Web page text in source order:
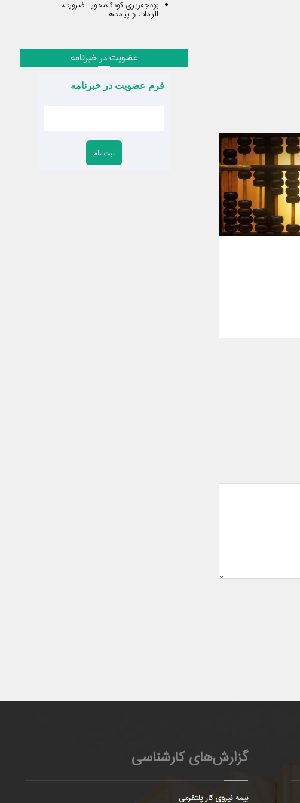
بودجه‌ریزی کودک‌محور : ضرورت،
الزامات و پیامدها
عضویت در خبرنامه
فرم عضویت در خبرنامه
گزارش‌های کارشناسی
بیمه نیروی کار پلتفرمی